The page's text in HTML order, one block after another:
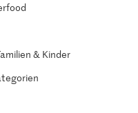
& Kinder